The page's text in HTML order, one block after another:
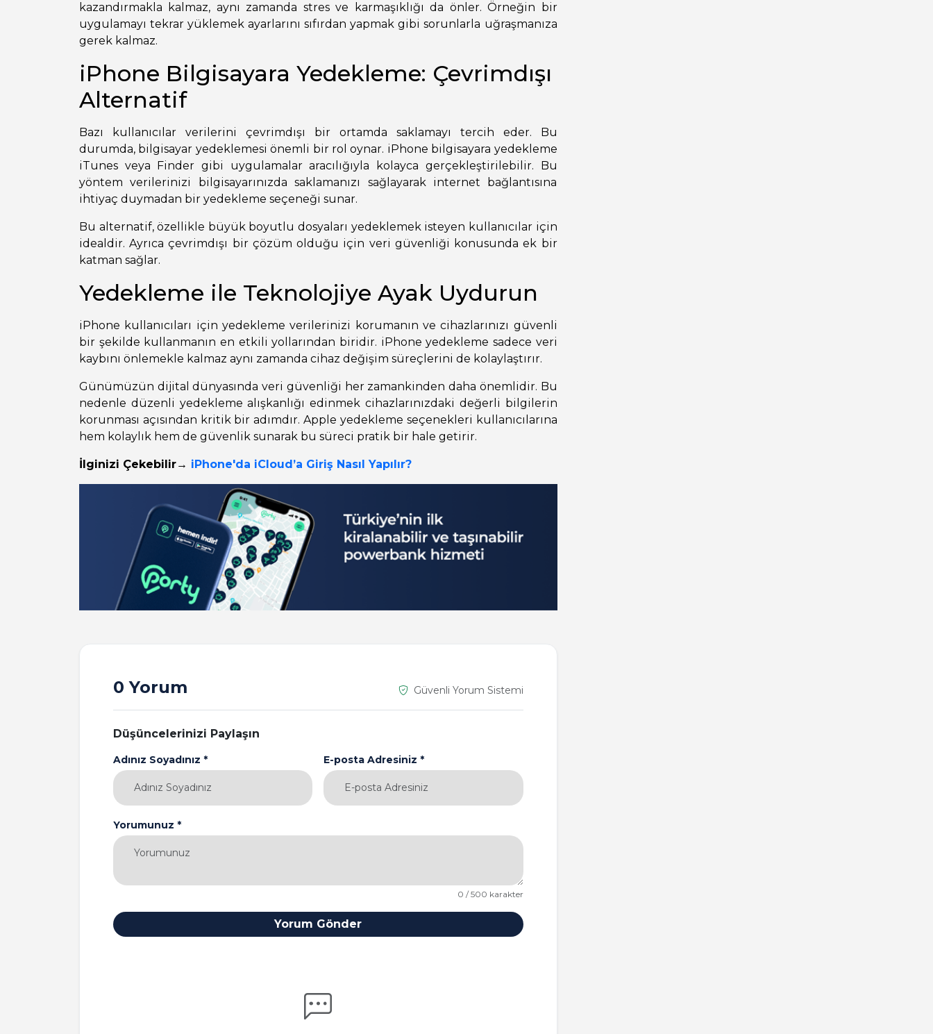
kazandırmakla kalmaz, aynı zamanda stres ve karmaşıklığı da önler. Örneğin bir
uygulamayı tekrar yüklemek ayarlarını sıfırdan yapmak gibi sorunlarla uğraşmanıza
gerek kalmaz.
iPhone Bilgisayara Yedekleme: Çevrimdışı
Alternatif
Bazı kullanıcılar verilerini çevrimdışı bir ortamda saklamayı tercih eder. Bu
durumda, bilgisayar yedeklemesi önemli bir rol oynar. iPhone bilgisayara yedekleme
iTunes veya Finder gibi uygulamalar aracılığıyla kolayca gerçekleştirilebilir. Bu
yöntem verilerinizi bilgisayarınızda saklamanızı sağlayarak internet bağlantısına
ihtiyaç duymadan bir yedekleme seçeneği sunar.
Bu alternatif, özellikle büyük boyutlu dosyaları yedeklemek isteyen kullanıcılar için
idealdir. Ayrıca çevrimdışı bir çözüm olduğu için veri güvenliği konusunda ek bir
katman sağlar.
Yedekleme ile Teknolojiye Ayak Uydurun
iPhone kullanıcıları için yedekleme verilerinizi korumanın ve cihazlarınızı güvenli
bir şekilde kullanmanın en etkili yollarından biridir. iPhone yedekleme sadece veri
kaybını önlemekle kalmaz aynı zamanda cihaz değişim süreçlerini de kolaylaştırır.
Günümüzün dijital dünyasında veri güvenliği her zamankinden daha önemlidir. Bu
nedenle düzenli yedekleme alışkanlığı edinmek cihazlarınızdaki değerli bilgilerin
korunması açısından kritik bir adımdır. Apple yedekleme seçenekleri kullanıcılarına
hem kolaylık hem de güvenlik sunarak bu süreci pratik bir hale getirir.
İlginizi Çekebilir→ iPhone'da iCloud’a Giriş Nasıl Yapılır?
0 Yorum Güvenli Yorum Sistemi
Düşüncelerinizi Paylaşın
Adınız Soyadınız * E-posta Adresiniz *
Yorumunuz *
0 / 500 karakter
Yorum Gönder